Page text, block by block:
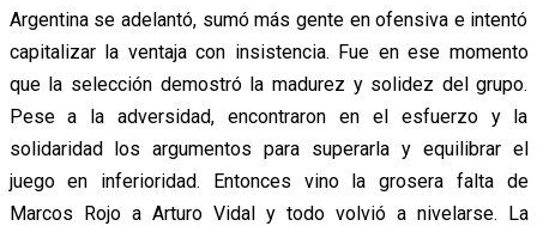
Argentina se adelantó, sumó más gente en ofensiva e intentó
capitalizar la ventaja con insistencia. Fue en ese momento
que la selección demostró la madurez y solidez del grupo.
Pese a la adversidad, encontraron en el esfuerzo y la
solidaridad los argumentos para superarla y equilibrar el
juego en inferioridad. Entonces vino la grosera falta de
Marcos Rojo a Arturo Vidal y todo volvió a nivelarse. La